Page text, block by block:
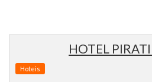
HOTEL
Hoteis